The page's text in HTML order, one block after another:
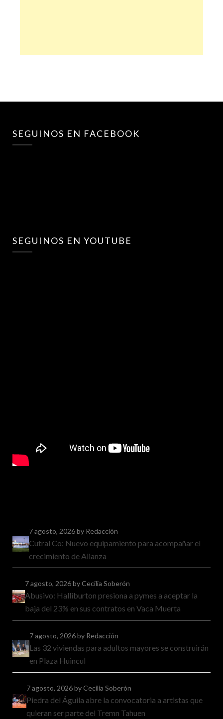
SEGUINOS EN FACEBOOK
SEGUINOS EN YOUTUBE
7 agosto, 2026by Redacción
Cutral Co: Nuevo equipamiento para acompañar el
crecimiento de Alianza
7 agosto, 2026by Cecilia Soberón
Abusivo: Halliburton presiona a pymes a aceptar la
baja del 23% en sus contratos en Vaca Muerta
7 agosto, 2026by Redacción
Las 32 viviendas para adultos mayores se construirán
en Plaza Huincul
7 agosto, 2026by Cecilia Soberón
Piedra del Águila abre la convocatoria a artistas que
quieran ser parte del Tremn Tahuen